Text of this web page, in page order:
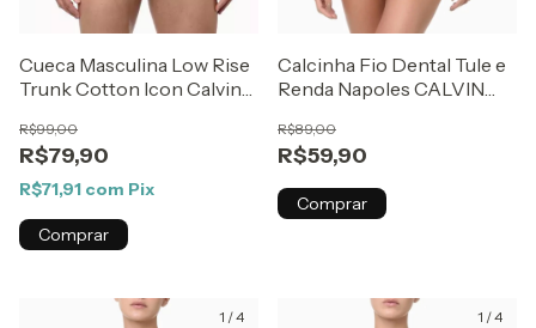
Cueca Masculina Low Rise
Trunk Cotton Icon Calvin
R$79,90
R$99,00
R$71,91 com Pix
Comprar
Calcinha Fio Dental Tule e
Renda Napoles CALVIN
Escuro
R$59,90
R$89,00
Comprar
1 /4 1 /4